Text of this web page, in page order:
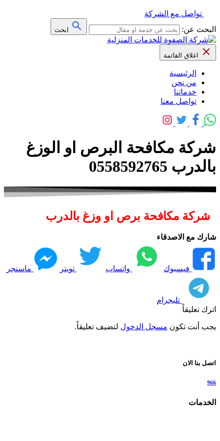
تواصل مع الشركة
البحث عن:
ابحث
اغلاق القائمة
الرئيسية
من نحن
خدماتنا
تواصل معنا
شركة مكافحة البرص او الوزغ
بالدرب 0558592765
شركة مكافحة برص او وزغ بالدرب
شارك مع الاصدقاء
فيسبوك واتساب تويتر ماسنجر
تليجرام
اترك تعليقاً
يجب أنت تكون مسجل الدخول لتضيف تعليقاً.
اتصل بنا الان
966
الخدمات